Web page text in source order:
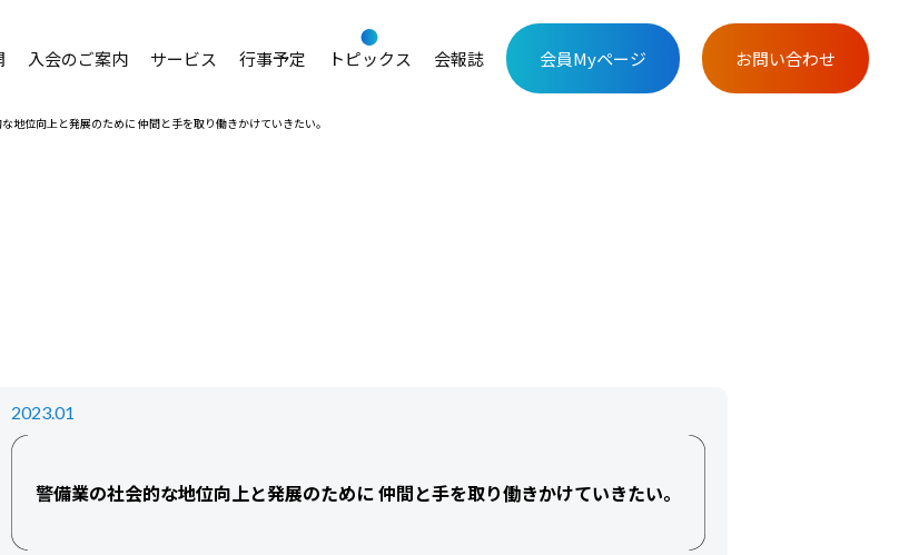
入会のご案内 サービス 行事予定 トピックス 会報誌 会員Myページ お問い合わせ
地位向上と発展のために 仲間と手を取り働きかけていきたい。
2023.01
警備業の社会的な地位向上と発展のために 仲間と手を取り働きかけていきたい。